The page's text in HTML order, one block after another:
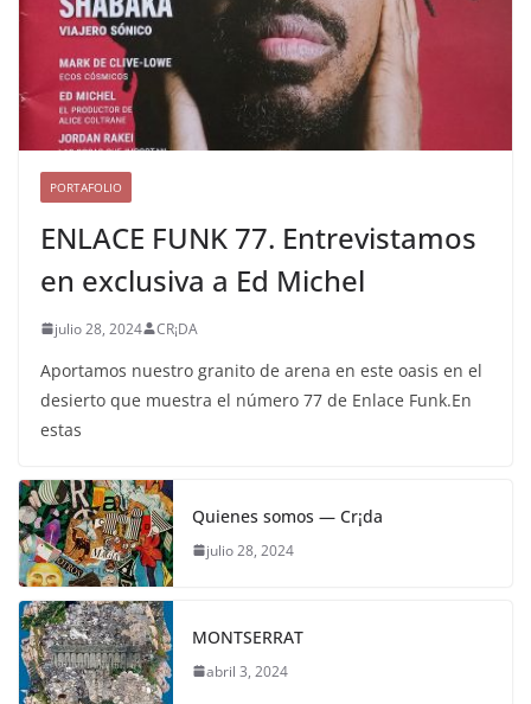
PORTAFOLIO
ENLACE FUNK 77. Entrevistamos
en exclusiva a Ed Michel
julio 28, 2024 CR¡DA
Aportamos nuestro granito de arena en este oasis en el
desierto que muestra el número 77 de Enlace Funk.En
estas
Quienes somos — Cr¡da
julio 28, 2024
MONTSERRAT
abril 3, 2024